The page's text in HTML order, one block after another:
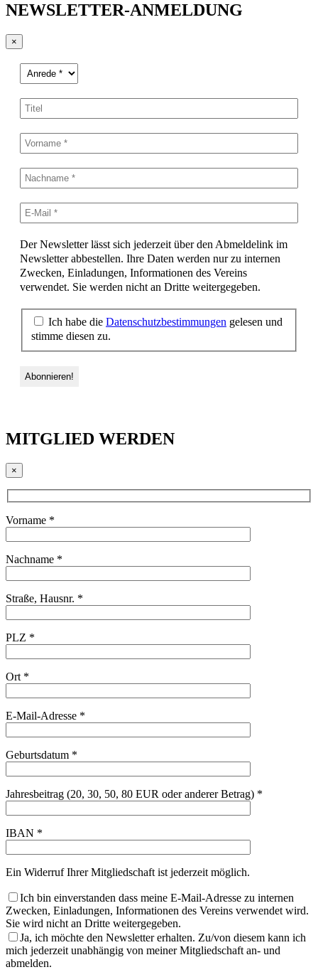
NEWSLETTER-ANMELDUNG
×
Der Newsletter lässt sich jederzeit über den Abmeldelink im
Newsletter abbestellen. Ihre Daten werden nur zu internen
Zwecken, Einladungen, Informationen des Vereins
verwendet. Sie werden nicht an Dritte weitergegeben.
Ich habe die Datenschutzbestimmungen gelesen und
stimme diesen zu.
MITGLIED WERDEN
×
Vorname *
Nachname *
Straße, Hausnr. *
PLZ *
Ort *
E-Mail-Adresse *
Geburtsdatum *
Jahresbeitrag (20, 30, 50, 80 EUR oder anderer Betrag) *
IBAN *
Ein Widerruf Ihrer Mitgliedschaft ist jederzeit möglich.
Ich bin einverstanden dass meine E-Mail-Adresse zu internen
Zwecken, Einladungen, Informationen des Vereins verwendet wird.
Sie wird nicht an Dritte weitergegeben.
Ja, ich möchte den Newsletter erhalten. Zu/von diesem kann ich
mich jederzeit unabhängig von meiner Mitgliedschaft an- und
abmelden.